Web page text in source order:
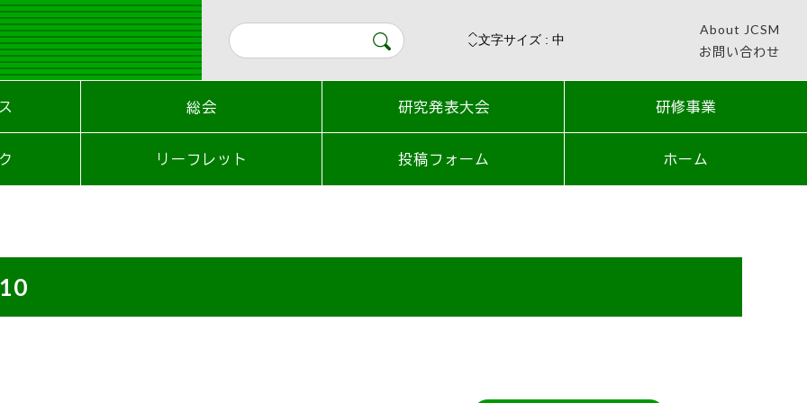
About JCSM
お問い合わせ
総会 研究発表大会 研修事業
リーフレット 投稿フォーム ホーム